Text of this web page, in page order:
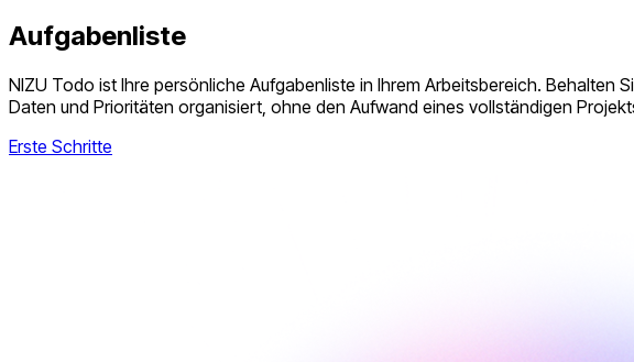
Aufgabenliste
NIZU Todo ist Ihre persönliche Aufgabenliste in Ihrem Arbeitsbereich.
Daten und Prioritäten organisiert, ohne den Aufwand eines vollständigen
Erste Schritte